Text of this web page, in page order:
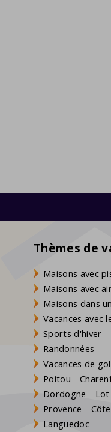
Thèmes de
Maisons avec
Maisons avec
Maisons dans
Vacances avec
Sports d'hiver
Randonnées
Vacances de
Poitou -
Dordogne - Lot
Provence -
Languedoc